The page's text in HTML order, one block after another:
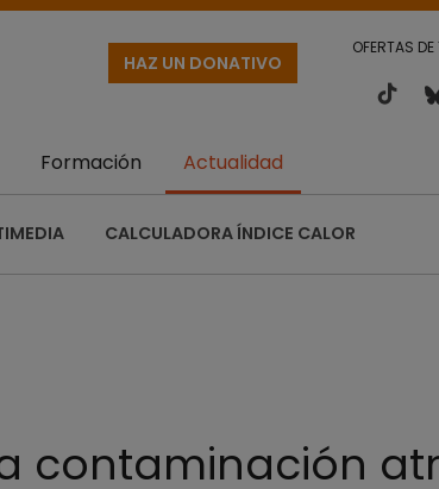
OFERTAS
HAZ UN DONATIVO
Formación Actualidad
CALCULADORA ÍNDICE CALOR
contaminación